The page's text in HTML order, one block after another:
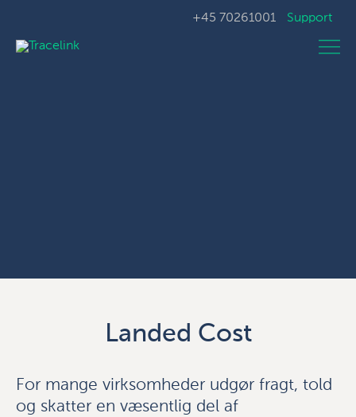
+45 70261001 Support
Landed Cost
For mange virksomheder udgør fragt, told
og skatter en væsentlig del af